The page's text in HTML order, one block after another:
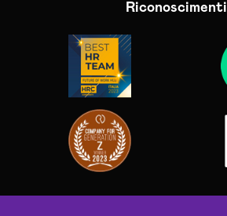
Riconoscimenti